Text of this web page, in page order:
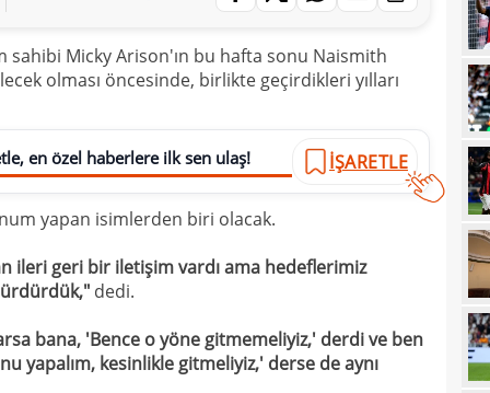
sahibi Micky Arison'ın bu hafta sonu Naismith
olması öncesinde, birlikte geçirdikleri yılları
en özel haberlere ilk sen ulaş! İŞARETLE
yapan isimlerden biri olacak.
ileri geri bir iletişim vardı ama hedeflerimiz
dedi.
bana, 'Bence o yöne gitmemeliyiz,' derdi ve ben
yapalım, kesinlikle gitmeliyiz,' derse de aynı
oldu